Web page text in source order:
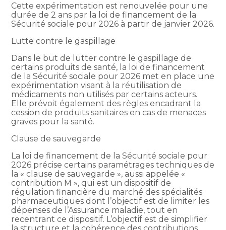
Cette expérimentation est renouvelée pour une
durée de 2 ans par la loi de financement de la
Sécurité sociale pour 2026 à partir de janvier 2026.
Lutte contre le gaspillage
Dans le but de lutter contre le gaspillage de
certains produits de santé, la loi de financement
de la Sécurité sociale pour 2026 met en place une
expérimentation visant à la réutilisation de
médicaments non utilisés par certains acteurs.
Elle prévoit également des règles encadrant la
cession de produits sanitaires en cas de menaces
graves pour la santé.
Clause de sauvegarde
La loi de financement de la Sécurité sociale pour
2026 précise certains paramétrages techniques de
la « clause de sauvegarde », aussi appelée «
contribution M », qui est un dispositif de
régulation financière du marché des spécialités
pharmaceutiques dont l’objectif est de limiter les
dépenses de l’Assurance maladie, tout en
recentrant ce dispositif. L’objectif est de simplifier
la structure et la cohérence des contributions